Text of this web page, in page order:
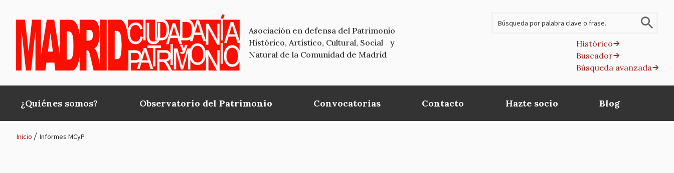
Asociación en defensa del Patrimonio
Histórico, Artístico, Cultural, Social y
Natural de la Comunidad de Madrid
Histórico
Buscador
Búsqueda avanzada
Main
navigation
¿Quiénes somos? Observatorio del Patrimonio Convocatorias Contacto Hazte socio Blog
Inicio Informes MCyP